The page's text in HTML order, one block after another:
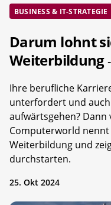
BUSINESS & IT-STRATEGIE
Darum lohnt
Weiterbildung
Ihre berufliche
unterfordert und
aufwärtsgehen? Dann
Computerworld
Weiterbildung und
durchstarten.
25. Okt 2024